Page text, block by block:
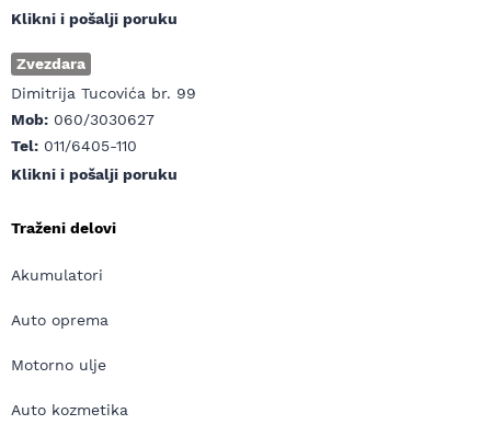
Klikni i pošalji poruku
Zvezdara
Dimitrija Tucovića br. 99
Mob: 060/3030627
Tel: 011/6405-110
Klikni i pošalji poruku
Traženi delovi
Akumulatori
Auto oprema
Motorno ulje
Auto kozmetika